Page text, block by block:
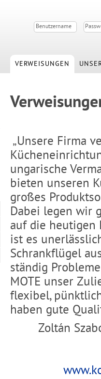
VERWEISUNGEN
„Unsere Firma
ungarische
bieten unseren
großes
Dabei legen wir
auf die heutigen
ist es
Schrankflügel
ständig
MOTE unser
flexibel,
haben gute
Zoltán